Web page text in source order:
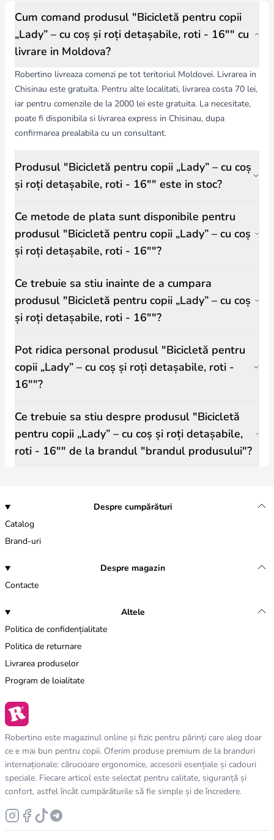
Cum comand produsul "Bicicletă pentru copii
„Lady” – cu coș și roți detașabile, roti - 16"" cu
livrare in Moldova?
Robertino livreaza comenzi pe tot teritoriul Moldovei. Livrarea in
Chisinau este gratuita. Pentru alte localitati, livrarea costa 70 lei,
iar pentru comenzile de la 2000 lei este gratuita. La necesitate,
poate fi disponibila si livrarea express in Chisinau, dupa
confirmarea prealabila cu un consultant.
Produsul "Bicicletă pentru copii „Lady” – cu coș
și roți detașabile, roti - 16"" este in stoc?
Ce metode de plata sunt disponibile pentru
produsul "Bicicletă pentru copii „Lady” – cu coș
și roți detașabile, roti - 16""?
Ce trebuie sa stiu inainte de a cumpara
produsul "Bicicletă pentru copii „Lady” – cu coș
și roți detașabile, roti - 16""?
Pot ridica personal produsul "Bicicletă pentru
copii „Lady” – cu coș și roți detașabile, roti -
16""?
Ce trebuie sa stiu despre produsul "Bicicletă
pentru copii „Lady” – cu coș și roți detașabile,
roti - 16"" de la brandul "brandul produsului"?
Despre cumpărături
Catalog
Brand-uri
Despre magazin
Contacte
Altele
Politica de confidențialitate
Politica de returnare
Livrarea produselor
Program de loialitate
Robertino este magazinul online și fizic pentru părinți care aleg doar
ce e mai bun pentru copii. Oferim produse premium de la branduri
internaționale: cărucioare ergonomice, accesorii esențiale și cadouri
speciale. Fiecare articol este selectat pentru calitate, siguranță și
confort, astfel încât cumpărăturile să fie simple și de încredere.